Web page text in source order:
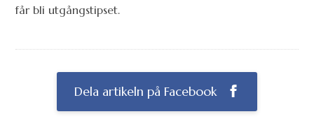
får bli utgångstipset.
Dela artikeln på Facebook